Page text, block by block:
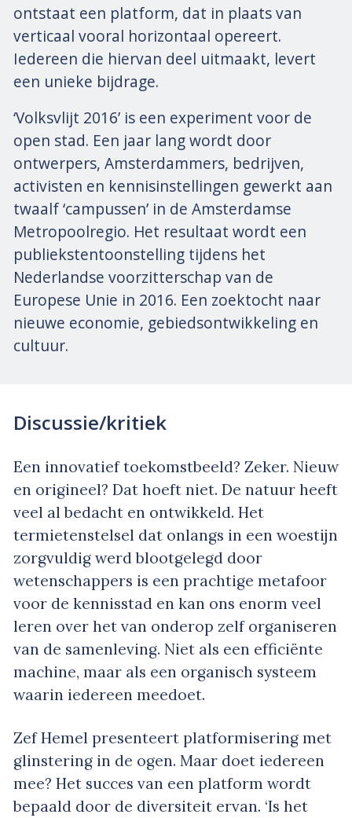
ontstaat een platform, dat in plaats van
verticaal vooral horizontaal opereert.
Iedereen die hiervan deel uitmaakt, levert
een unieke bijdrage.
‘Volksvlijt 2016’ is een experiment voor de
open stad. Een jaar lang wordt door
ontwerpers, Amsterdammers, bedrijven,
activisten en kennisinstellingen gewerkt aan
twaalf ‘campussen’ in de Amsterdamse
Metropoolregio. Het resultaat wordt een
publiekstentoonstelling tijdens het
Nederlandse voorzitterschap van de
Europese Unie in 2016. Een zoektocht naar
nieuwe economie, gebiedsontwikkeling en
cultuur.
Discussie/kritiek
Een innovatief toekomstbeeld? Zeker. Nieuw
en origineel? Dat hoeft niet. De natuur heeft
veel al bedacht en ontwikkeld. Het
termietenstelsel dat onlangs in een woestijn
zorgvuldig werd blootgelegd door
wetenschappers is een prachtige metafoor
voor de kennisstad en kan ons enorm veel
leren over het van onderop zelf organiseren
van de samenleving. Niet als een efficiënte
machine, maar als een organisch systeem
waarin iedereen meedoet.
Zef Hemel presenteert platformisering met
glinstering in de ogen. Maar doet iedereen
mee? Het succes van een platform wordt
bepaald door de diversiteit ervan. ‘Is het